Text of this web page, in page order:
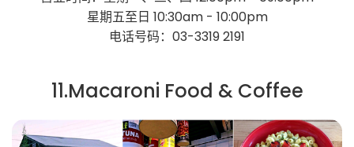
星期五至日 10:30am - 10:00pm
电话号码：03-3319 2191
11.Macaroni Food & Coffee